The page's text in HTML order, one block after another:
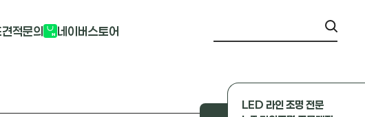
견적문의 네이버스토어
LED 라인 조명 전문